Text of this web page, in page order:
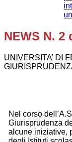
NEWS N. 2
UNIVERSITA’ DI
Nel corso
Giurisprudenza
alcune iniziative,